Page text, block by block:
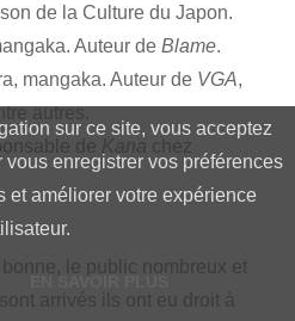
de la Culture du Japon.
Auteur de Blame.
mangaka. Auteur de VGA,
autres.
de Kana chez
le public nombreux et
arrivés ils ont eu droit à
sur ce site, vous acceptez
vous enregistrer vos préférences
et améliorer votre expérience
EN SAVOIR PLUS